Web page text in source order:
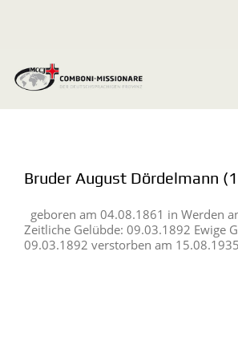
Bruder August Dördelmann
geboren am 04.08.1861 in Werden
Zeitliche Gelübde: 09.03.1892 Ewige
09.03.1892 verstorben am